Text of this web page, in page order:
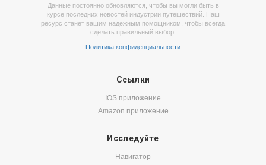
Данные постоянно обновляются, чтобы вы могли быть в
курсе последних новостей индустрии путешествий. Наш
ресурс станет вашим надежным помощником, чтобы всегда
сделать правильный выбор.
Политика конфиденциальности
Ссылки
IOS приложение
Amazon приложение
Исследуйте
Навигатор